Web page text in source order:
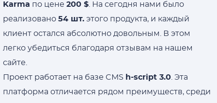
Karma по цене 200 $ . На сегодня нами было
реализовано 54 шт. этого продукта, и каждый
клиент остался абсолютно довольным. В этом
легко убедиться благодаря отзывам на нашем
сайте.
Проект работает на базе CMS h-script 3.0 . Эта
платформа отличается рядом преимуществ, среди